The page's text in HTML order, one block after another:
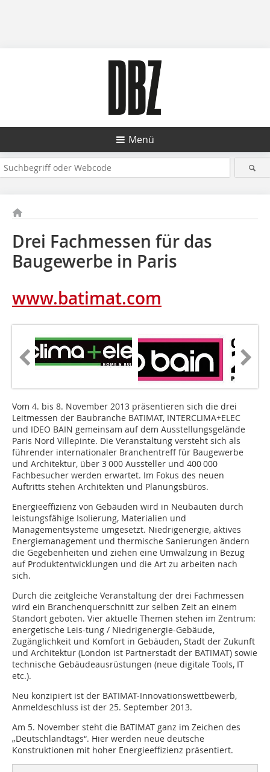
Menü
Drei Fachmessen für das
Baugewerbe in Paris
www.batimat.com
Vom 4. bis 8. November 2013 präsentieren sich die drei
Leitmessen der Baubranche BATIMAT, INTERCLIMA+ELEC
und IDEO BAIN gemeinsam auf dem Ausstellungsgelände
Paris Nord Villepinte. Die Veranstaltung versteht sich als
führender internationaler Branchentreff für Baugewerbe
und Architektur, über 3 000 Aussteller und 400 000
Fachbesucher werden erwartet. Im Fokus des neuen
Auftritts stehen Architekten und Planungsbüros.
Energieeffizienz von Gebäuden wird in Neubauten durch
leistungsfähige Isolierung, Materialien und
Managementsysteme umgesetzt. Niedrigenergie, aktives
Energiemanagement und thermische Sanierungen ändern
die Gegebenheiten und ziehen eine Umwälzung in Bezug
auf Produktentwicklungen und die Art zu arbeiten nach
sich.
Durch die zeitgleiche Veranstaltung der drei Fachmessen
wird ein Branchen­querschnitt zur selben Zeit an einem
Standort geboten. Vier aktuelle Themen stehen im Zentrum:
energetische Leis-tung / Niedrigenergie-Gebäude,
Zugänglichkeit und Komfort in Gebäuden, Stadt der Zukunft
und Architektur (London ist Partnerstadt der BATIMAT) sowie
technische Gebäudeausrüstungen (neue digitale Tools, IT
etc.).
Neu konzipiert ist der BATIMAT-Innovationswettbewerb,
Anmeldeschluss ist der 25. September 2013.
Am 5. November steht die BATIMAT ganz im Zeichen des
„Deutschlandtags“. Hier werden neue deutsche
Konstruktionen mit hoher Energieeffizienz präsentiert.